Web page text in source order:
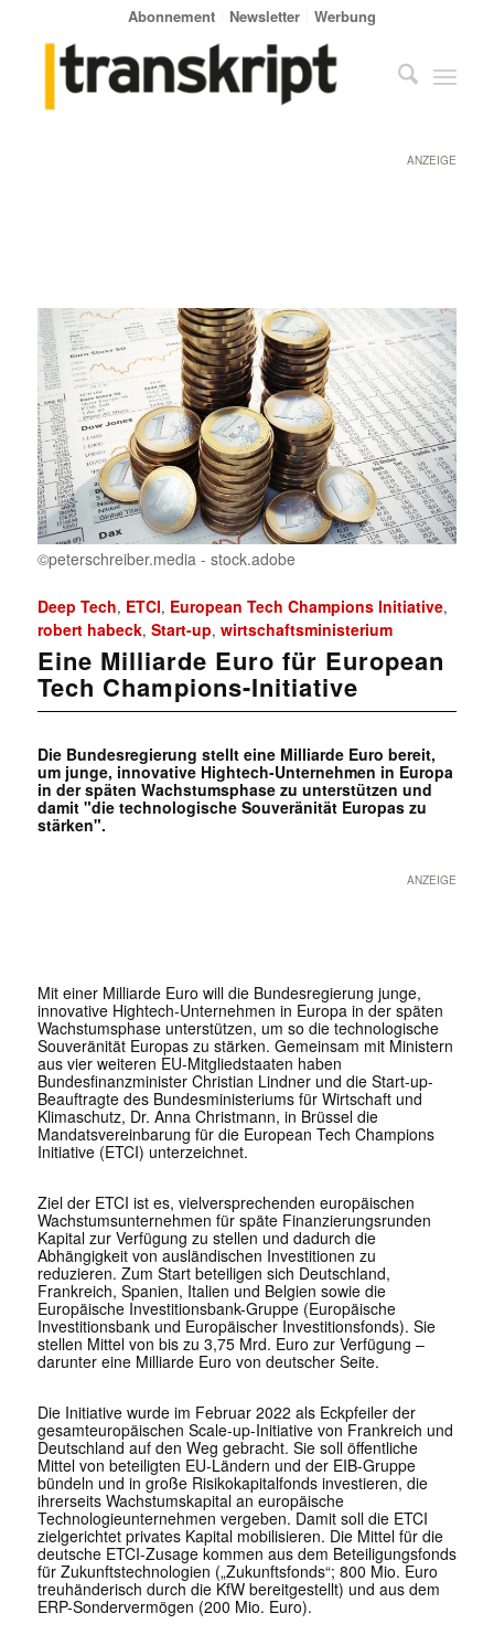
Abonnement Newsletter Werbung
ANZEIGE
©peterschreiber.media - stock.adobe
Deep Tech, ETCI, European Tech Champions Initiative,
robert habeck, Start-up, wirtschaftsministerium
Eine Milliarde Euro für European
Tech Champions-Initiative
Die Bundesregierung stellt eine Milliarde Euro bereit,
um junge, innovative Hightech-Unternehmen in Europa
in der späten Wachstumsphase zu unterstützen und
damit "die technologische Souveränität Europas zu
stärken".
ANZEIGE
Mit einer Milliarde Euro will die Bundesregierung junge,
innovative Hightech-Unternehmen in Europa in der späten
Wachstumsphase unterstützen, um so die technologische
Souveränität Europas zu stärken. Gemeinsam mit Ministern
aus vier weiteren EU-Mitgliedstaaten haben
Bundesfinanzminister Christian Lindner und die Start-up-
Beauftragte des Bundesministeriums für Wirtschaft und
Klimaschutz, Dr. Anna Christmann, in Brüssel die
Mandatsvereinbarung für die European Tech Champions
Initiative (ETCI) unterzeichnet.
Ziel der ETCI ist es, vielversprechenden europäischen
Wachstumsunternehmen für späte Finanzierungsrunden
Kapital zur Verfügung zu stellen und dadurch die
Abhängigkeit von ausländischen Investitionen zu
reduzieren. Zum Start beteiligen sich Deutschland,
Frankreich, Spanien, Italien und Belgien sowie die
Europäische Investitionsbank-Gruppe (Europäische
Investitionsbank und Europäischer Investitionsfonds). Sie
stellen Mittel von bis zu 3,75 Mrd. Euro zur Verfügung –
darunter eine Milliarde Euro von deutscher Seite.
Die Initiative wurde im Februar 2022 als Eckpfeiler der
gesamteuropäischen Scale-up-Initiative von Frankreich und
Deutschland auf den Weg gebracht. Sie soll öffentliche
Mittel von beteiligten EU-Ländern und der EIB-Gruppe
bündeln und in große Risikokapitalfonds investieren, die
ihrerseits Wachstumskapital an europäische
Technologieunternehmen vergeben. Damit soll die ETCI
zielgerichtet privates Kapital mobilisieren. Die Mittel für die
deutsche ETCI-Zusage kommen aus dem Beteiligungsfonds
für Zukunftstechnologien („Zukunftsfonds“; 800 Mio. Euro
treuhänderisch durch die KfW bereitgestellt) und aus dem
ERP-Sondervermögen (200 Mio. Euro).